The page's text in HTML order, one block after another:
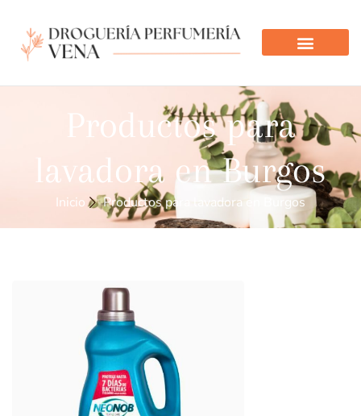
Productos para
lavadora en Burgos
Inicio Productos para lavadora en Burgos